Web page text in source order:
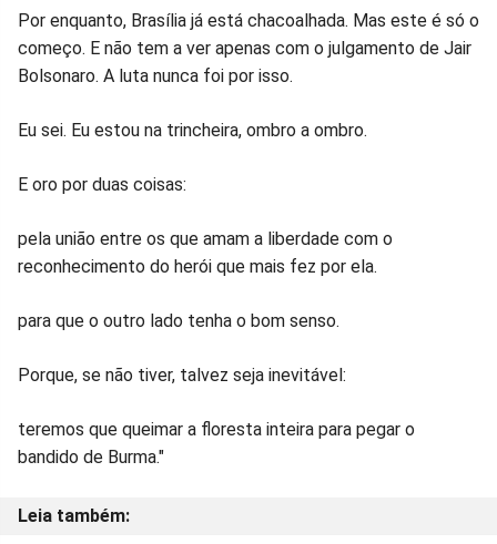
Por enquanto, Brasília já está chacoalhada. Mas este é só o
começo. E não tem a ver apenas com o julgamento de Jair
Bolsonaro. A luta nunca foi por isso.
Eu sei. Eu estou na trincheira, ombro a ombro.
E oro por duas coisas:
pela união entre os que amam a liberdade com o
reconhecimento do herói que mais fez por ela.
para que o outro lado tenha o bom senso.
Porque, se não tiver, talvez seja inevitável:
teremos que queimar a floresta inteira para pegar o
bandido de Burma."